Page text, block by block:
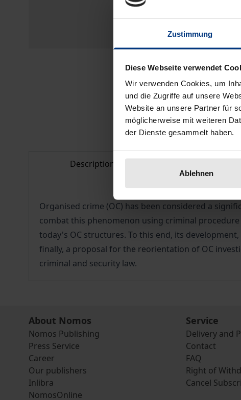
Zustimmung
Diese Webseite verwendet
Wir verwenden Cookies, um
und die Zugriffe auf unsere
Website an unsere Partner für
möglicherweise mit weiteren
der Dienste gesammelt haben.
Ablehnen
Description
Organised crime (OC) has been considered a
combat this phenomenon using criminal
today's OC structures. To this end, its
finally, a proposal for the reorientation of OC
criminal and security law.
About Nomos
Nomos Publishing
Press Service
Career
Our publishers
Inlibra
NomosOnline
Service
Delivery and
Contact
FAQ
Right of
Cancel